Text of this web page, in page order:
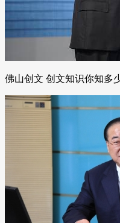
佛山创文 创文知识你知多